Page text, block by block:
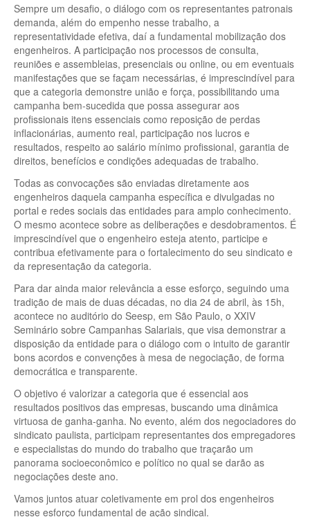
Sempre um desafio, o diálogo com os representantes patronais
demanda, além do empenho nesse trabalho, a
representatividade efetiva, daí a fundamental mobilização dos
engenheiros. A participação nos processos de consulta,
reuniões e assembleias, presenciais ou online, ou em eventuais
manifestações que se façam necessárias, é imprescindível para
que a categoria demonstre união e força, possibilitando uma
campanha bem-sucedida que possa assegurar aos
profissionais itens essenciais como reposição de perdas
inflacionárias, aumento real, participação nos lucros e
resultados, respeito ao salário mínimo profissional, garantia de
direitos, benefícios e condições adequadas de trabalho.
Todas as convocações são enviadas diretamente aos
engenheiros daquela campanha específica e divulgadas no
portal e redes sociais das entidades para amplo conhecimento.
O mesmo acontece sobre as deliberações e desdobramentos. É
imprescindível que o engenheiro esteja atento, participe e
contribua efetivamente para o fortalecimento do seu sindicato e
da representação da categoria.
Para dar ainda maior relevância a esse esforço, seguindo uma
tradição de mais de duas décadas, no dia 24 de abril, às 15h,
acontece no auditório do Seesp, em São Paulo, o XXIV
Seminário sobre Campanhas Salariais, que visa demonstrar a
disposição da entidade para o diálogo com o intuito de garantir
bons acordos e convenções à mesa de negociação, de forma
democrática e transparente.
O objetivo é valorizar a categoria que é essencial aos
resultados positivos das empresas, buscando uma dinâmica
virtuosa de ganha-ganha. No evento, além dos negociadores do
sindicato paulista, participam representantes dos empregadores
e especialistas do mundo do trabalho que traçarão um
panorama socioeconômico e político no qual se darão as
negociações deste ano.
Vamos juntos atuar coletivamente em prol dos engenheiros
nesse esforço fundamental de ação sindical.